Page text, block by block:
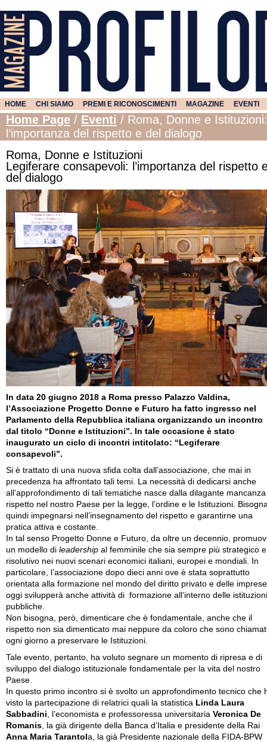
HOME CHI SIAMO PREMI E RICONOSCIMENTI MAGAZINE EVENTI
Home Page / Eventi / Roma, Donne e
l’importanza del rispetto e del dialogo
Roma, Donne e Istituzioni
Legiferare consapevoli: l’importanza del rispetto
del dialogo
In data 20 giugno 2018 a Roma presso Palazzo Valdina,
l’Associazione Progetto Donne e Futuro ha fatto ingresso nel
Parlamento della Repubblica italiana organizzando un incontro
dal titolo “Donne e Istituzioni”. In tale occasione è stato
inaugurato un ciclo di incontri intitolato: “Legiferare
consapevoli”.
Si è trattato di una nuova sfida colta dall’associazione, che mai in
precedenza ha affrontato tali temi. La necessità di dedicarsi anche
all’approfondimento di tali tematiche nasce dalla dilagante
rispetto nel nostro Paese per la legge, l’ordine e le Istituzioni.
quindi impegnarsi nell’insegnamento del rispetto e garantirne una
pratica attiva e costante.
In tal senso Progetto Donne e Futuro, da oltre un decennio,
un modello di leadership al femminile che sia sempre più strategico e
risolutivo nei nuovi scenari economici italiani, europei e mondiali. In
particolare, l’associazione dopo dieci anni ove è stata soprattutto
orientata alla formazione nel mondo del diritto privato e delle
oggi svilupperà anche attività di formazione all’interno delle istituzioni
pubbliche.
Non bisogna, però, dimenticare che è fondamentale, anche che il
rispetto non sia dimenticato mai neppure da coloro che sono
ogni giorno a preservare le Istituzioni.
Tale evento, pertanto, ha voluto segnare un momento di ripresa e di
sviluppo del dialogo istituzionale fondamentale per la vita del nostro
Paese.
In questo primo incontro si è svolto un approfondimento tecnico che
visto la partecipazione di relatrici quali la statistica Linda Laura
Sabbadini , l’economista e professoressa universitaria Veronica De
Romanis , la già dirigente della Banca d’Italia e presidente della Rai
Anna Maria Tarantola, la già Presidente nazionale della FIDA-BPW